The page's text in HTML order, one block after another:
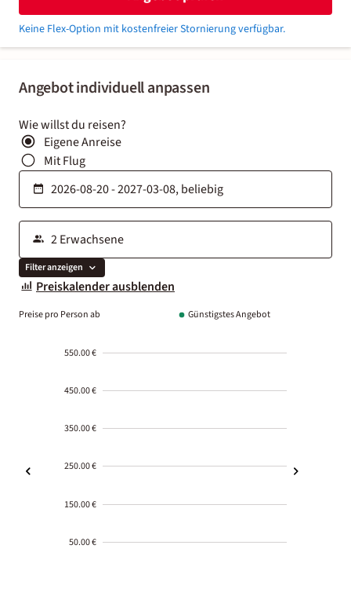
Angebot individuell anpassen
Wie willst du reisen?
Eigene Anreise
Mit Flug
Filter anzeigen
Preiskalender ausblenden
Preise pro Person ab Günstigstes Angebot
550.00 €
450.00 €
350.00 €
250.00 €
150.00 €
50.00 €
Keine Flex-Option mit kostenfreier Stornierung verfügbar.